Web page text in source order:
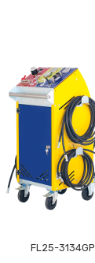
FL25-3134GP